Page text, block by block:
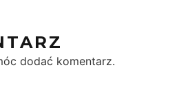
dodać komentarz.